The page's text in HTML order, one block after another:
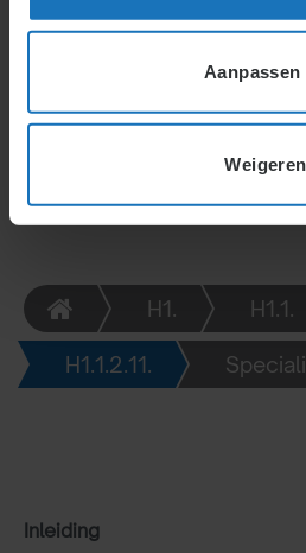
Aanpassen
Weigeren
voor stichtingsbestuurders
met nadruk op
H1. H1.1.
H1.1.2.11.
Inleiding